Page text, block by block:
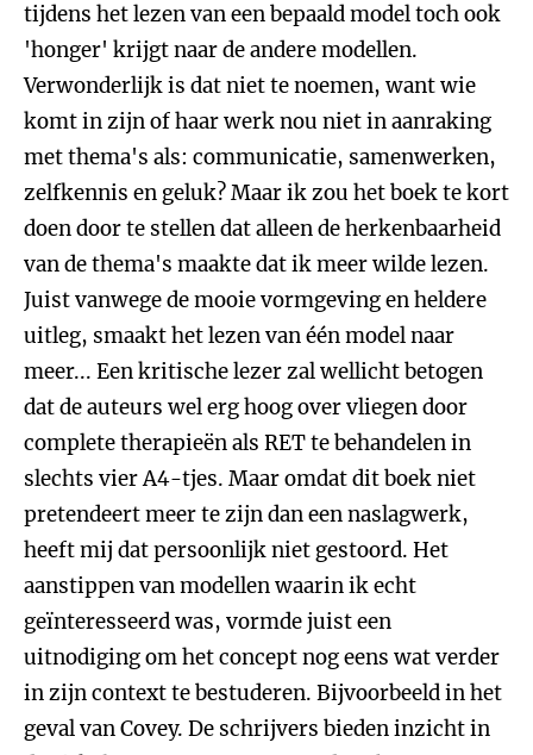
tijdens het lezen van een bepaald model toch ook
'honger' krijgt naar de andere modellen.
Verwonderlijk is dat niet te noemen, want wie
komt in zijn of haar werk nou niet in aanraking
met thema's als: communicatie, samenwerken,
zelfkennis en geluk? Maar ik zou het boek te kort
doen door te stellen dat alleen de herkenbaarheid
van de thema's maakte dat ik meer wilde lezen.
Juist vanwege de mooie vormgeving en heldere
uitleg, smaakt het lezen van één model naar
meer... Een kritische lezer zal wellicht betogen
dat de auteurs wel erg hoog over vliegen door
complete therapieën als RET te behandelen in
slechts vier A4-tjes. Maar omdat dit boek niet
pretendeert meer te zijn dan een naslagwerk,
heeft mij dat persoonlijk niet gestoord. Het
aanstippen van modellen waarin ik echt
geïnteresseerd was, vormde juist een
uitnodiging om het concept nog eens wat verder
in zijn context te bestuderen. Bijvoorbeeld in het
geval van Covey. De schrijvers bieden inzicht in